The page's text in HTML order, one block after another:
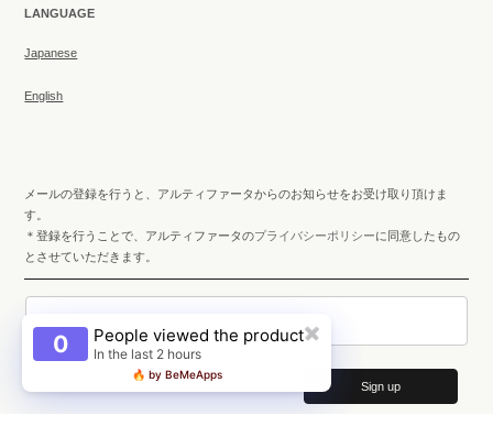
LANGUAGE
Japanese
English
メールの登録を行うと、アルティファータからのお知らせをお受け取り頂けま
す。
＊登録を行うことで、アルティファータのプライバシーポリシーに同意したもの
とさせていただきます。
Sign up
0 People viewed the product
In the last 2 hours
✖
🔥 by BeMeApps